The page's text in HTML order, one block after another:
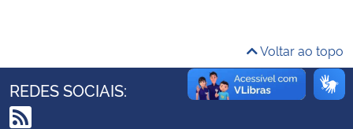
Ministério da Mulher, da Família e dos Direitos Humanos
Voltar ao topo
REDES SOCIAIS: